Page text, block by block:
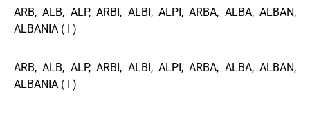
ARB, ALB, ALP, ARBI, ALBI, ALPI, ARBA, ALBA, ALBAN,
ALBANIA ( I )
ARB, ALB, ALP, ARBI, ALBI, ALPI, ARBA, ALBA, ALBAN,
ALBANIA ( I )